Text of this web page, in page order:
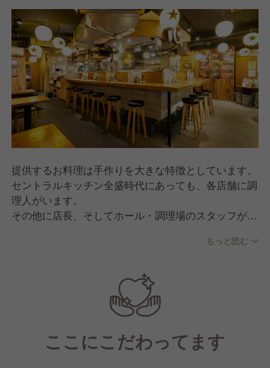
提供するお料理は手作りを大きな特徴としています。
セントラルキッチン全盛時代にあっても、各店舗に調
理人がいます。
その他に店長、そしてホール・調理場のスタッフがお
もっと読む
ここにこだわってます